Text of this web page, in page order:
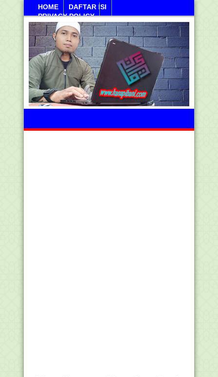
HOME
DAFTAR ISI
PRIVACY POLICY
Sanayan, 10 Agustus 2026